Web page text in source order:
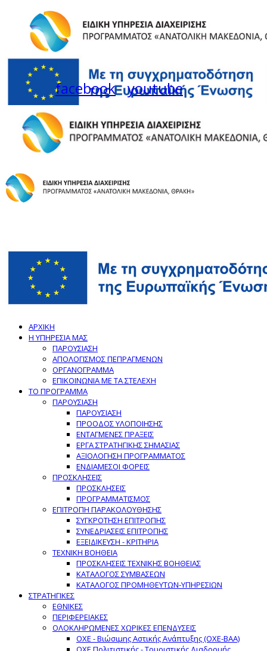
facebook
youtube
Instagram
ΑΡΧΙΚΗ
Η ΥΠΗΡΕΣΙΑ ΜΑΣ
ΠΑΡΟΥΣΙΑΣΗ
ΑΠΟΛΟΓΙΣΜΟΣ ΠΕΠΡΑΓΜΕΝΩΝ
ΟΡΓΑΝΟΓΡΑΜΜΑ
ΕΠΙΚΟΙΝΩΝΙΑ ΜΕ ΤΑ ΣΤΕΛΕΧΗ
ΤΟ ΠΡΟΓΡΑΜΜΑ
ΠΑΡΟΥΣΙΑΣΗ
ΠΑΡΟΥΣΙΑΣΗ
ΠΡΟΟΔΟΣ ΥΛΟΠΟΙΗΣΗΣ
ΕΝΤΑΓΜΕΝΕΣ ΠΡΑΞΕΙΣ
ΕΡΓΑ ΣΤΡΑΤΗΓΙΚΗΣ ΣΗΜΑΣΙΑΣ
ΑΞΙΟΛΟΓΗΣΗ ΠΡΟΓΡΑΜΜΑΤΟΣ
ΕΝΔΙΑΜΕΣΟΙ ΦΟΡΕΙΣ
ΠΡΟΣΚΛΗΣΕΙΣ
ΠΡΟΣΚΛΗΣΕΙΣ
ΠΡΟΓΡΑΜΜΑΤΙΣΜΟΣ
ΕΠΙΤΡΟΠΗ ΠΑΡΑΚΟΛΟΥΘΗΣΗΣ
ΣΥΓΚΡΟΤΗΣΗ ΕΠΙΤΡΟΠΗΣ
ΣΥΝΕΔΡΙΑΣΕΙΣ ΕΠΙΤΡΟΠΗΣ
ΕΞΕΙΔΙΚΕΥΣΗ - ΚΡΙΤΗΡΙΑ
ΤΕΧΝΙΚΗ ΒΟΗΘΕΙΑ
ΠΡΟΣΚΛΗΣΕΙΣ ΤΕΧΝΙΚΗΣ ΒΟΗΘΕΙΑΣ
ΚΑΤΑΛΟΓΟΣ ΣΥΜΒΑΣΕΩΝ
ΚΑΤΑΛΟΓΟΣ ΠΡΟΜΗΘΕΥΤΩΝ-ΥΠΗΡΕΣΙΩΝ
ΣΤΡΑΤΗΓΙΚΕΣ
ΕΘΝΙΚΕΣ
ΠΕΡΙΦΕΡΕΙΑΚΕΣ
ΟΛΟΚΛΗΡΩΜΕΝΕΣ ΧΩΡΙΚΕΣ ΕΠΕΝΔΥΣΕΙΣ
ΟΧΕ - Βιώσιμης Αστικής Ανάπτυξης (ΟΧΕ-ΒΑΑ)